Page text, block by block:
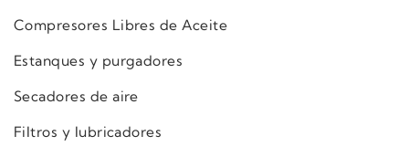
Compresores Libres de Aceite
Estanques y purgadores
Secadores de aire
Filtros y lubricadores